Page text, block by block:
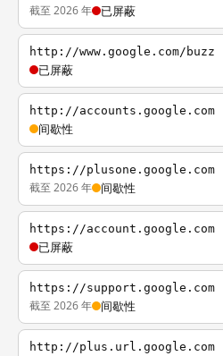
截至 2026 年 已屏蔽
http://www.google.com/buzz
已屏蔽
http://accounts.google.com
间歇性
https://plusone.google.com
截至 2026 年 间歇性
https://account.google.com
已屏蔽
https://support.google.com
截至 2026 年 间歇性
http://plus.url.google.com